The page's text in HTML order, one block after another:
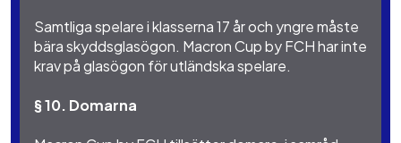
Samtliga spelare i klasserna 17 år och yngre måste
bära skyddsglasögon. Macron Cup by FCH har inte
krav på glasögon för utländska spelare.
§ 10. Domarna